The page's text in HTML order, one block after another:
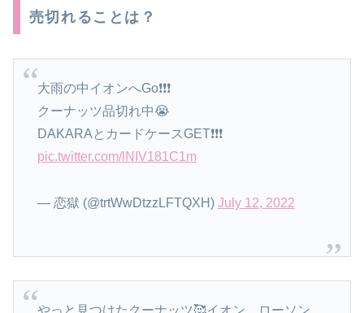
売切れることは？
大雨の中イオンへGo❗❗❗
クーナッツ品切れ中😭
DAKARAとカードケースGET❗❗❗
pic.twitter.com/lNIV181C1m
— 恋獄 (@trtWwDtzzLFTQXH) July 12, 2022
やっと見つけたクーナッツ🥰イオン、ローソン、